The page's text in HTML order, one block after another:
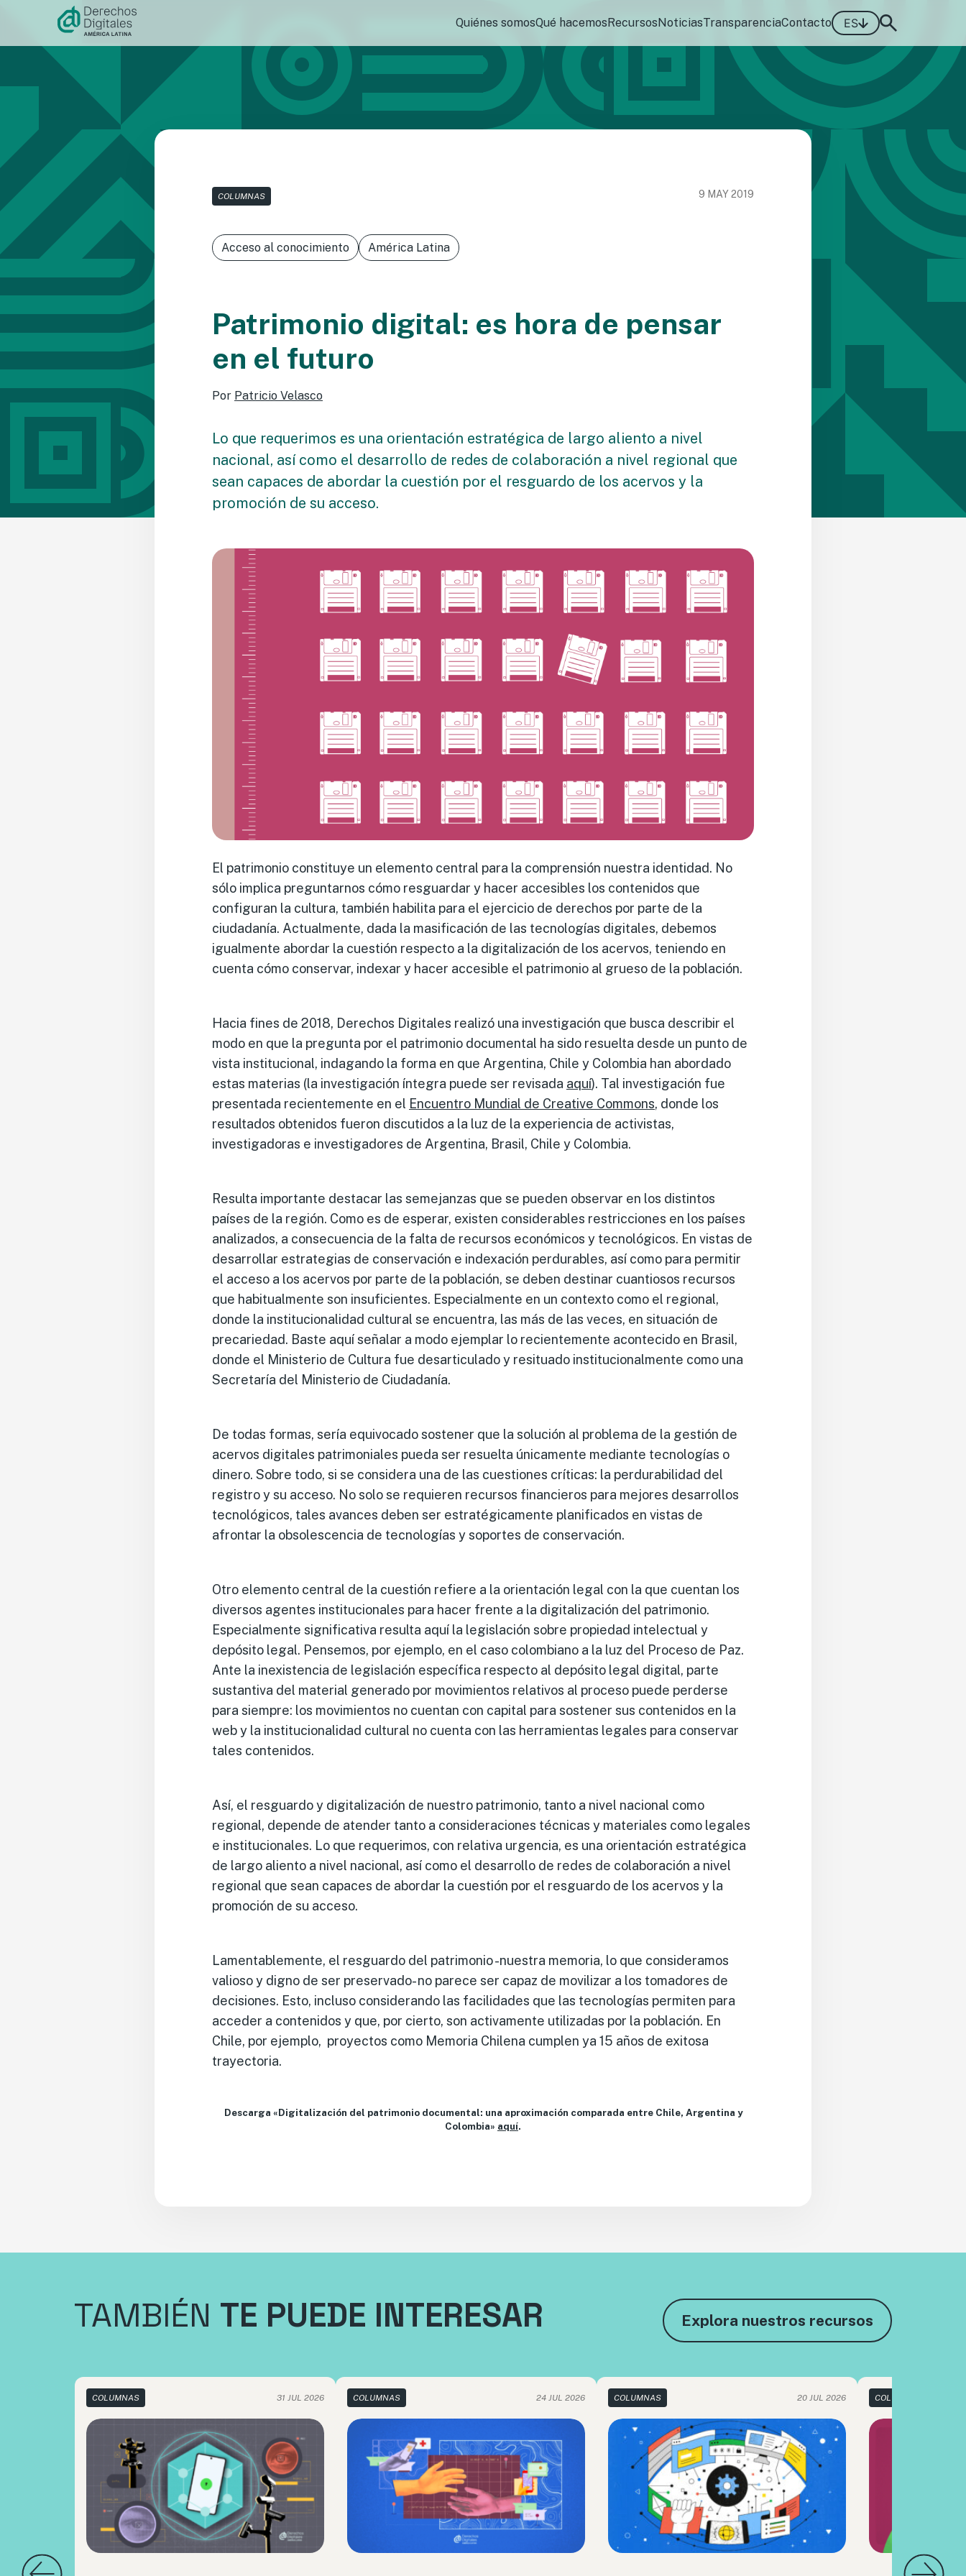
contenido
Quiénes somosQué hacemosRecursosNoticiasTransparenciaContacto ES
COLUMNAS 9 MAY 2019
Acceso al conocimiento América Latina
Patrimonio digital: es hora de pensar
en el futuro
Por Patricio Velasco
Lo que requerimos es una orientación estratégica de largo aliento a nivel
nacional, así como el desarrollo de redes de colaboración a nivel regional que
sean capaces de abordar la cuestión por el resguardo de los acervos y la
promoción de su acceso.
El patrimonio constituye un elemento central para la comprensión nuestra identidad. No
sólo implica preguntarnos cómo resguardar y hacer accesibles los contenidos que
configuran la cultura, también habilita para el ejercicio de derechos por parte de la
ciudadanía. Actualmente, dada la masificación de las tecnologías digitales, debemos
igualmente abordar la cuestión respecto a la digitalización de los acervos, teniendo en
cuenta cómo conservar, indexar y hacer accesible el patrimonio al grueso de la población.
Hacia fines de 2018, Derechos Digitales realizó una investigación que busca describir el
modo en que la pregunta por el patrimonio documental ha sido resuelta desde un punto de
vista institucional, indagando la forma en que Argentina, Chile y Colombia han abordado
estas materias (la investigación íntegra puede ser revisada aquí). Tal investigación fue
presentada recientemente en el Encuentro Mundial de Creative Commons, donde los
resultados obtenidos fueron discutidos a la luz de la experiencia de activistas,
investigadoras e investigadores de Argentina, Brasil, Chile y Colombia.
Resulta importante destacar las semejanzas que se pueden observar en los distintos
países de la región. Como es de esperar, existen considerables restricciones en los países
analizados, a consecuencia de la falta de recursos económicos y tecnológicos. En vistas de
desarrollar estrategias de conservación e indexación perdurables, así como para permitir
el acceso a los acervos por parte de la población, se deben destinar cuantiosos recursos
que habitualmente son insuficientes. Especialmente en un contexto como el regional,
donde la institucionalidad cultural se encuentra, las más de las veces, en situación de
precariedad. Baste aquí señalar a modo ejemplar lo recientemente acontecido en Brasil,
donde el Ministerio de Cultura fue desarticulado y resituado institucionalmente como una
Secretaría del Ministerio de Ciudadanía.
De todas formas, sería equivocado sostener que la solución al problema de la gestión de
acervos digitales patrimoniales pueda ser resuelta únicamente mediante tecnologías o
dinero. Sobre todo, si se considera una de las cuestiones críticas: la perdurabilidad del
registro y su acceso. No solo se requieren recursos financieros para mejores desarrollos
tecnológicos, tales avances deben ser estratégicamente planificados en vistas de
afrontar la obsolescencia de tecnologías y soportes de conservación.
Otro elemento central de la cuestión refiere a la orientación legal con la que cuentan los
diversos agentes institucionales para hacer frente a la digitalización del patrimonio.
Especialmente significativa resulta aquí la legislación sobre propiedad intelectual y
depósito legal. Pensemos, por ejemplo, en el caso colombiano a la luz del Proceso de Paz.
Ante la inexistencia de legislación específica respecto al depósito legal digital, parte
sustantiva del material generado por movimientos relativos al proceso puede perderse
para siempre: los movimientos no cuentan con capital para sostener sus contenidos en la
web y la institucionalidad cultural no cuenta con las herramientas legales para conservar
tales contenidos.
Así, el resguardo y digitalización de nuestro patrimonio, tanto a nivel nacional como
regional, depende de atender tanto a consideraciones técnicas y materiales como legales
e institucionales. Lo que requerimos, con relativa urgencia, es una orientación estratégica
de largo aliento a nivel nacional, así como el desarrollo de redes de colaboración a nivel
regional que sean capaces de abordar la cuestión por el resguardo de los acervos y la
promoción de su acceso.
Lamentablemente, el resguardo del patrimonio -nuestra memoria, lo que consideramos
valioso y digno de ser preservado- no parece ser capaz de movilizar a los tomadores de
decisiones. Esto, incluso considerando las facilidades que las tecnologías permiten para
acceder a contenidos y que, por cierto, son activamente utilizadas por la población. En
Chile, por ejemplo, proyectos como Memoria Chilena cumplen ya 15 años de exitosa
trayectoria.
Descarga «Digitalización del patrimonio documental: una aproximación comparada entre Chile, Argentina y
Colombia» aquí.
TAMBIÉN TE PUEDE INTERESAR Explora nuestros recursos
COLUMNAS 31 JUL 2026 COLUMNAS 24 JUL 2026 COLUMNAS 20 JUL 2026 COLUMNAS